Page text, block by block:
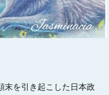
末を引き起こした日本政